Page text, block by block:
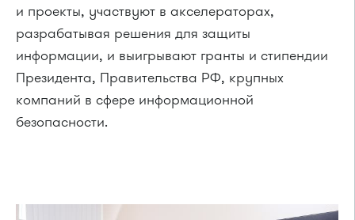
и проекты, участвуют в акселераторах,
разрабатывая решения для защиты
информации, и выигрывают гранты и стипендии
Президента, Правительства РФ, крупных
компаний в сфере информационной
безопасности.